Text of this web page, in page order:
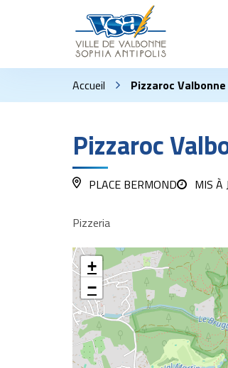
Accueil Pizzaroc Valbonne
Pizzaroc
PLACE BERMOND MIS À
Pizzeria
+
−